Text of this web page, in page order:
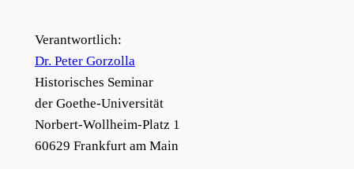
Verantwortlich:
Dr. Peter Gorzolla
Historisches Seminar
der Goethe-Universität
Norbert-Wollheim-Platz 1
60629 Frankfurt am Main